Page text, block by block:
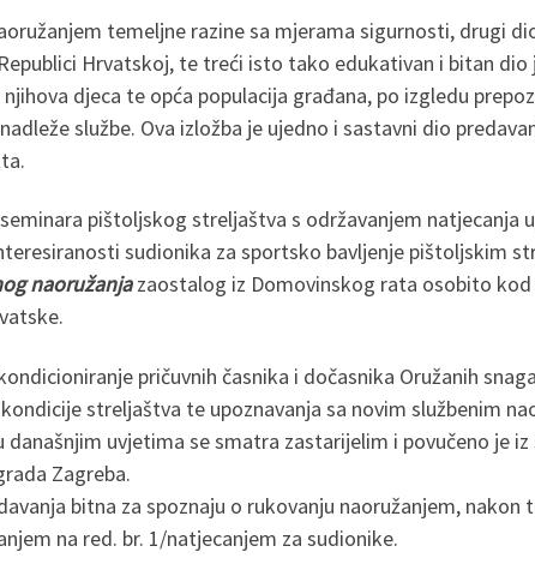
temeljne razine sa mjerama sigurnosti, drugi
Hrvatskoj, te treći isto tako edukativan i bitan
djeca te opća populacija građana, po izgledu
službe. Ova izložba je ujedno i sastavni dio
pištoljskog streljaštva s održavanjem natjecanja
sudionika za sportsko bavljenje pištoljskim
naoružanjazaostalog iz Domovinskog rata osobito
pričuvnih časnika i dočasnika Oružanih
streljaštva te upoznavanja sa novim službenim
uvjetima se smatra zastarijelim i povučeno je
Zagreba.
bitna za spoznaju o rukovanju naoružanjem,
na red. br. 1/natjecanjem za sudionike.